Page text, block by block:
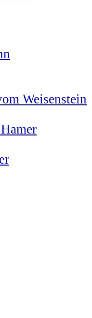
Weisenstein